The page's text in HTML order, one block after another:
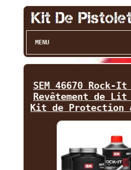
MENU
SEM 46670 Rock-
Revêtement de Lit
Kit de Protection